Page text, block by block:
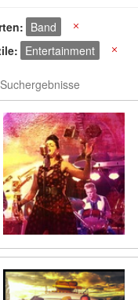
Band
Entertainment